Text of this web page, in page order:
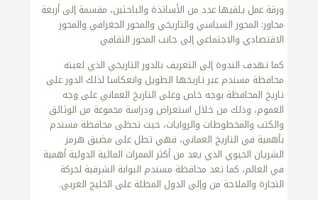
ورقة عمل يلقيها عدد من الأساتذة والباحثين، مقسمة إلى أربعة
محاور: المحور السياسي والتاريخي والمحور الجغرافي والمحور
الاقتصادي والاجتماعي إلى جانب المحور الثقافي
كما تهدف الندوة إلى التعريف بالدور التاريخي الذي لعبته
محافظة مسندم عبر تاريخها الطويل وانعكاسا لذلك الدور على
تاريخ المحافظة بوجه خاص وعلى التاريخ العماني على وجه
العموم، وذلك من خلال استعراض ودراسة مجموعة من الوثائق
والكتب والمخطوطات والروايات، حيث تحظى محافظة مسندم
بأهمية في التاريخ العماني، فهي تطل على مضيق هرمز
الشريان الحيوي الذي يعد من أكثر الممرات المائية الدولية أهمية
في العالم، كما تعد محافظة مسندم البوابة الشرقية لحركة
التجارة والملاحة من وإلى الدول المطلة على الخليج العربي.